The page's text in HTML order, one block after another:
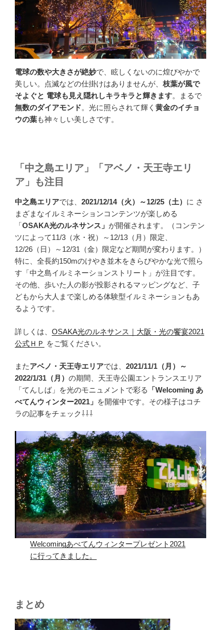
電球の数や大きさが絶妙で、眩しくないのに煌びやかで
美しい。点滅などの仕掛けはありませんが、 枝葉が風で
そよぐと 電球も見え隠れしキラキラと輝きます。まるで
無数のダイアモンド。光に照らされて輝く 黄金のイチョ
ウの葉も神々しい美しさです。
「中之島エリア」「アベノ・天王寺エリ
ア」も注目
中之島エリアでは、 2021/12/14（火）～12/25（土） に さ
まざまなイルミネーションコンテンツが楽しめる
「OSAKA光のルネサンス」 が開催されます。（コンテン
ツによって11/3（水・祝）～12/13（月）限定、
12/26（日）～12/31（金）限定など期間が変わります。）
特に、全長約150mのけやき並木をきらびやかな光で照ら
す「中之島イルミネーションストリート」が注目です。
その他、歩いた人の影が投影されるマッピングなど、子
どもから大人まで楽しめる体験型イルミネーションもあ
るようです。
詳しくは、 OSAKA光のルネサンス｜大阪・光の饗宴2021
公式ＨＰ をご覧ください。
またアベノ・天王寺エリアでは、 2021/11/1（月）～
2022/1/31（月） の期間、天王寺公園エントランスエリア
「てんしば」を光のモニュメントで彩る
「Welcoming あ
べてんウィンター2021」 を開催中です。その様子はコチ
ラの記事をチェック⇩⇩⇩
Welcomingあべてんウィンタープレゼント2021
に行ってきました。
まとめ